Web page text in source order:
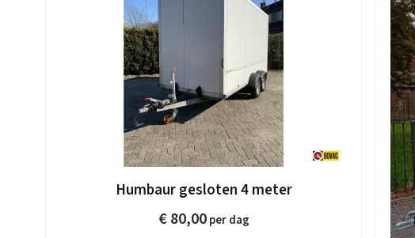
Humbaur gesloten 4 meter
€80,00